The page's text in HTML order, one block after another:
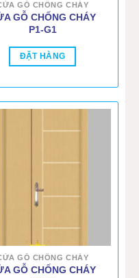
GỖ CHỐNG CHÁY
GỖ CHỐNG CHÁY
P1-G1
ĐẶT HÀNG
GỖ CHỐNG CHÁY
GỖ CHỐNG CHÁY